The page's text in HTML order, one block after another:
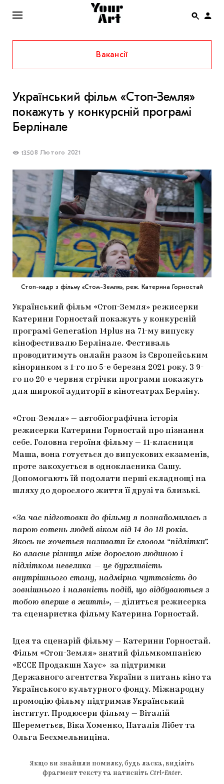
ENG
НОВИНИ
ІНТЕРВ’Ю
СПЕЦПРОЄКТИ
THE UKRAINIAN PAVILION AT VENICE BIENNALE
2022
МАРІУПОЛЬСЬКІ МАРГІНАЛІЇ
ДОСЛІДНИЦЬКА ПЛАТФОРМА
ЗАПАЛЕННЯ
CARPATHIAN CULT ПРО РІЗДВЯНІ СВЯТА
Вакансії
Український фільм «Стоп-Земля»
покажуть у конкурсній програмі
Берлінале
1350 8 Лютого 2021
Стоп-кадр з фільму «Стом-Земля», реж. Катерина Горностай
Український фільм «Стоп-Земля» режисерки
Катерини Горностай покажуть у конкурсній
програмі Generation 14plus на 71-му випуску
кінофестивалю Берлінале. Фестиваль
проводитимуть онлайн разом із Європейським
кіноринком з 1-го по 5-е березня 2021 року. З 9-
го по 20-е червня стрічки програми покажуть
для широкої аудиторії в кінотеатрах Берліну.
«Стоп-Земля» — автобіографічна історія
режисерки Катерини Горностай про пізнання
себе. Головна героїня фільму — 11-класниця
Маша, вона готується до випускових екзаменів,
проте закохується в однокласника Сашу.
Допомогають їй подолати перші складнощі на
шляху до дорослого життя її друзі та близькі.
«За час підготовки до фільму я познайомилась з
парою сотень людей віком від 14 до 18 років.
Якось не хочеться називати їх словом “підлітки”.
Бо власне різниця між дорослою людиною і
підлітком невелика — це бурхливість
внутрішнього стану, надмірна чуттєвість до
зовнішнього і наявність подій, що відбуваються з
тобою вперше в житті», — ділиться режисерка
та сценаристка фільму Катерина Горностай.
Ідея та сценарій фільму — Катерини Горностай.
Фільм «Стоп-Земля» знятий фільмкомпанією
«ЕССЕ Продакшн Хаус» за підтримки
Державного агентства України з питань кіно та
Українського культурного фонду. Міжнародну
промоцію фільму підтримав Український
інститут. Продюсери фільму — Віталій
Шереметьєв, Віка Хоменко, Наталія Лібет та
Ольга Бесхмельниціна.
Якщо ви знайшли помилку, будь ласка, виділіть
фрагмент тексту та натисніть Ctrl+Enter.